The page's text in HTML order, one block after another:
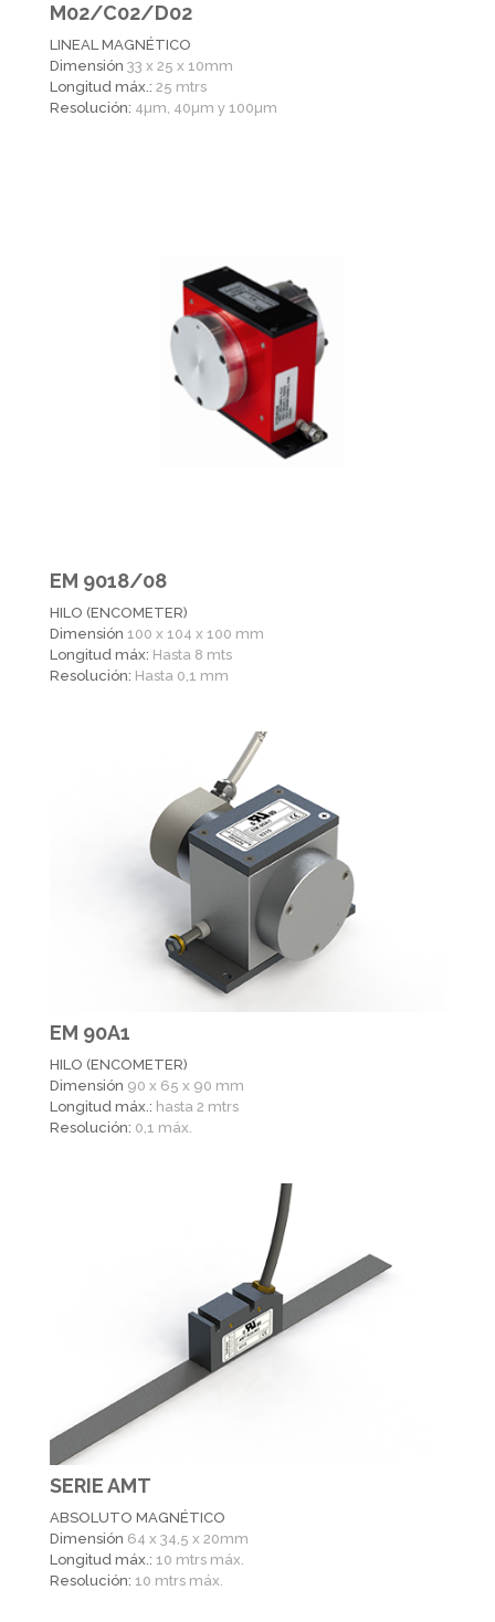
M02/C02/D02
LINEAL MAGNÉTICO
Dimensión 33 x 25 x 10mm
Longitud máx.: 25 mtrs
Resolución: 4µm, 40µm y 100µm
EM 9018/08
HILO (ENCOMETER)
Dimensión 100 x 104 x 100 mm
Longitud máx: Hasta 8 mts
Resolución: Hasta 0,1 mm
EM 90A1
HILO (ENCOMETER)
Dimensión 90 x 65 x 90 mm
Longitud máx.: hasta 2 mtrs
Resolución: 0,1 máx.
SERIE AMT
ABSOLUTO MAGNÉTICO
Dimensión 64 x 34,5 x 20mm
Longitud máx.: 10 mtrs máx.
Resolución: 10 mtrs máx.